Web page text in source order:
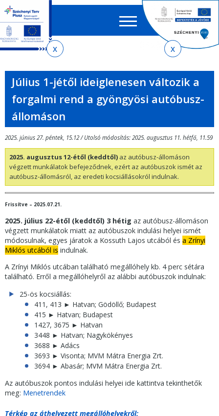
menetrendkeresőhöz
almenühöz
tartalomra
oldaltérképre
EN HU
űrlap
Július 1-jétől ideiglenesen változik a
forgalmi rend a gyöngyösi autóbusz-
állomáson
2025. június 27. péntek, 15.12 / Utolsó módosítás: 2025. augusztus 11. hétfő, 11.59
2025. augusztus 12-étől (keddtől)az autóbusz-állomáson
végzett munkálatok befejeződnek, ezért az autóbuszok ismét az
autóbusz-állomásról, az eredeti kocsiállásokról indulnak.
Frissítve – 2025.07.21.
2025. július 22-étől (keddtől) 3 hétig az autóbusz-állomáson
végzett munkálatok miatt az autóbuszok indulási helyei ismét
módosulnak, egyes járatok a Kossuth Lajos utcából és a Zrínyi
Miklós utcából is indulnak.
A Zrínyi Miklós utcában található megállóhely kb. 4 perc sétára
található. Erről a megállóhelyről az alábbi autóbuszok indulnak:
25-ös kocsiállás:
411, 413 ► Hatvan; Gödöllő; Budapest
415 ► Hatvan; Budapest
1427, 3675 ► Hatvan
3448 ► Hatvan; Nagykökényes
3688 ► Adács
3693 ► Visonta; MVM Mátra Energia Zrt.
3694 ► Abasár; MVM Mátra Energia Zrt.
Az autóbuszok pontos indulási helyei ide kattintva tekinthetők
meg: Menetrendek
Térkép az áthelyezett megállóhelyekről: